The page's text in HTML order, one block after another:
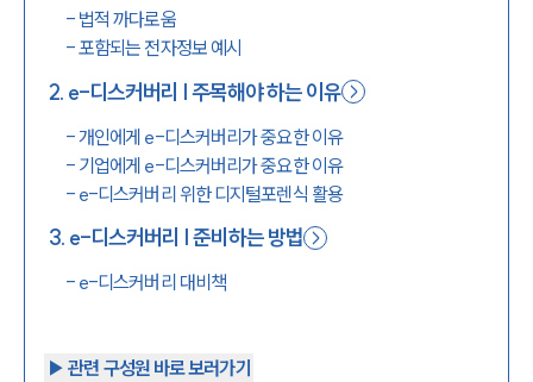
- 법적 까다로움
-포함되는 전자정보 예시
2. e-디스커버리 | 주목해야 하는 이유
-개인에게 e-디스커버리가 중요한 이유
- 기업에게 e-디스커버리가 중요한 이유
- e-디스커버리 위한 디지털포렌식 활용
3. e-디스커버리 | 준비하는 방법
- e-디스커버리 대비책
▶︎ 관련 구성원 바로 보러가기